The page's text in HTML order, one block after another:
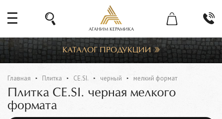
АГАНИМ КЕРАМИКА
КАТАЛОГ ПРОДУКЦИИ
Главная Плитка CE.SI. черный мелкий формат
Плитка CE.SI. черная мелкого
формата